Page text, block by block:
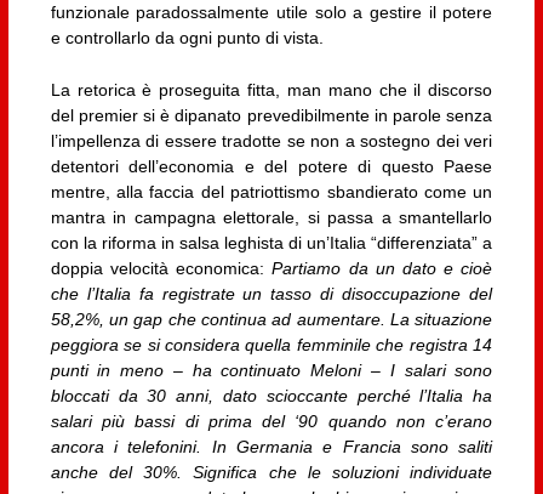
funzionale paradossalmente utile solo a gestire il potere
e controllarlo da ogni punto di vista.
La retorica è proseguita fitta, man mano che il discorso
del premier si è dipanato prevedibilmente in parole senza
l’impellenza di essere tradotte se non a sostegno dei veri
detentori dell’economia e del potere di questo Paese
mentre, alla faccia del patriottismo sbandierato come un
mantra in campagna elettorale, si passa a smantellarlo
con la riforma in salsa leghista di un’Italia “differenziata” a
doppia velocità economica:Partiamo da un dato e cioè
che l’Italia fa registrate un tasso di disoccupazione del
58,2%, un gap che continua ad aumentare. La situazione
peggiora se si considera quella femminile che registra 14
punti in meno – ha continuato Meloni – I salari sono
bloccati da 30 anni, dato scioccante perché l’Italia ha
salari più bassi di prima del ‘90 quando non c’erano
ancora i telefonini. In Germania e Francia sono saliti
anche del 30%. Significa che le soluzioni individuate